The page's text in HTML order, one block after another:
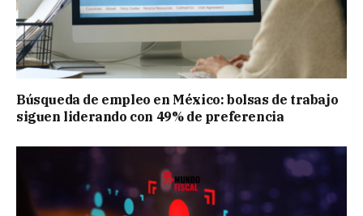
Búsqueda de empleo en México: bolsas de trabajo
siguen liderando con 49% de preferencia